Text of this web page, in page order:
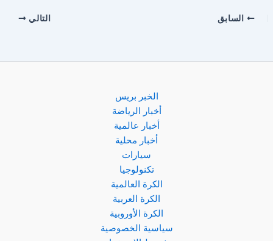
السابق التالي
الخبر بريس
أخبار الرياضة
أخبار عالمية
أخبار محلية
سيارات
تكنولوجيا
الكرة العالمية
الكرة العربية
الكرة الأوروبية
سياسية الخصوصية